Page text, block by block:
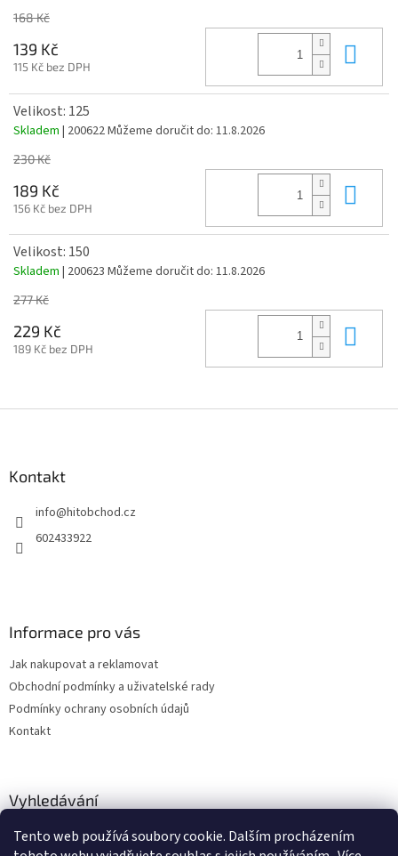
Tento web používá soubory cookie. Dalším procházením
168 Kč
139 Kč
115 Kč bez DPH
Velikost: 125
Skladem | 200622Můžeme doručit do: 11.8.2026
230 Kč
189 Kč
156 Kč bez DPH
Velikost: 150
Skladem | 200623 Můžeme doručit do: 11.8.2026
277 Kč
229 Kč
189 Kč bez DPH
Kontakt
info@hitobchod.cz
602433922
Informace pro vás
Jak nakupovat a reklamovat
Obchodní podmínky a uživatelské rady
Podmínky ochrany osobních údajů
Kontakt
Vyhledávání
HLEDAT